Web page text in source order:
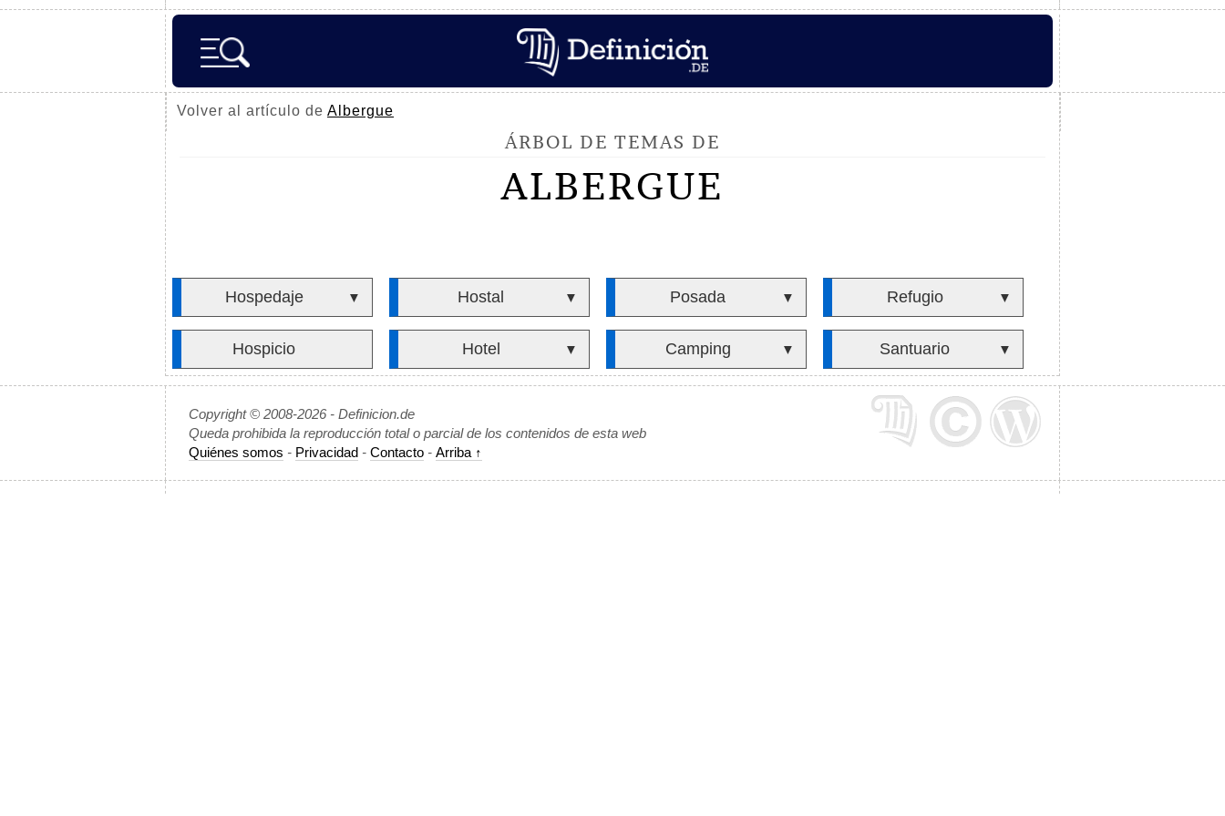
Volver al artículo de Albergue
ÁRBOL DE TEMAS DE
ALBERGUE
Hospedaje ▼ Hostal ▼ Posada ▼ Refugio ▼
Hospicio Hotel ▼ Camping ▼ Santuario ▼
Copyright © 2008-2026 - Definicion.de
Queda prohibida la reproducción total o parcial de los contenidos de esta web
Quiénes somos - Privacidad - Contacto - Arriba ↑